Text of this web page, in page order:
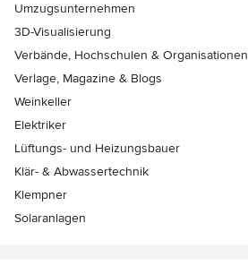
Umzugsunternehmen
3D-Visualisierung
Verbände, Hochschulen & Organisationen
Verlage, Magazine & Blogs
Weinkeller
Elektriker
Lüftungs- und Heizungsbauer
Klär- & Abwassertechnik
Klempner
Solaranlagen